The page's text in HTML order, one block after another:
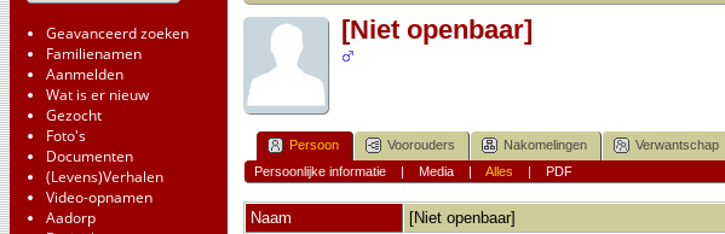
Geavanceerd zoeken
Familienamen
Aanmelden
Wat is er nieuw
Gezocht
Foto's
Documenten
(Levens)Verhalen
Video-opnamen
Aadorp
[Niet openbaar]
Persoon Voorouders Nakomelingen Verwantschap
Persoonlijke informatie| Media| Alles | PDF
Naam
[Niet openbaar]